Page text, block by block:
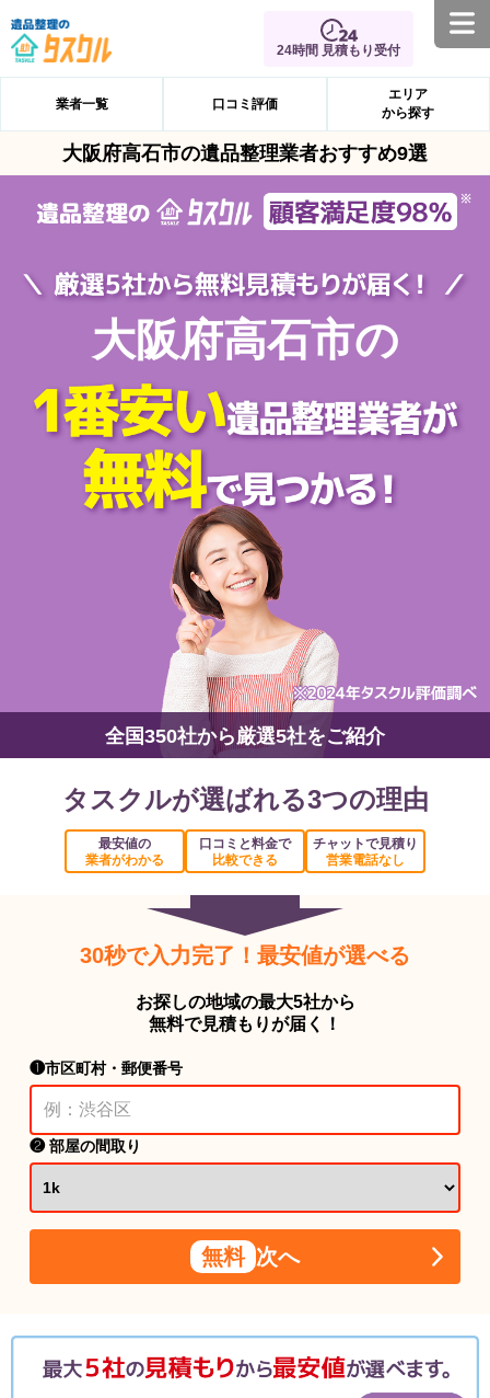
24時間 見積もり受付
業者一覧 口コミ評価
エリア
から探す
大阪府高石市の遺品整理業者おすすめ9選
大阪府高石市の
全国350社から厳選5社をご紹介
タスクルが選ばれる3つの理由
最安値の
業者がわかる
口コミと料金で
比較できる
チャットで見積り
営業電話なし
30秒で入力完了！最安値が選べる
お探しの地域の最大5社から
無料で見積もりが届く！
❶市区町村・郵便番号
❷ 部屋の間取り
無料 次へ